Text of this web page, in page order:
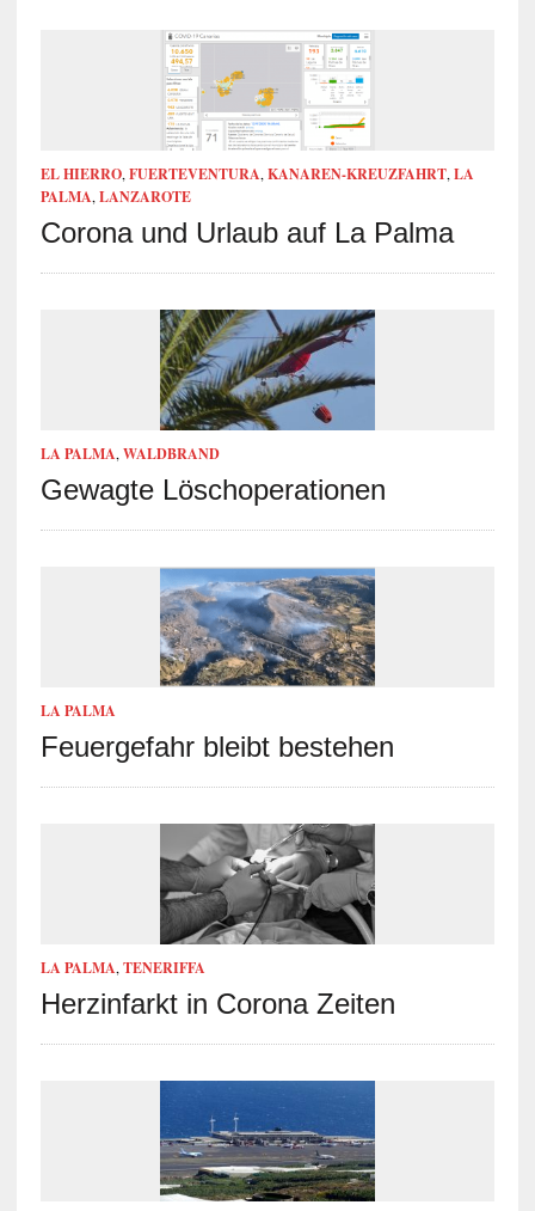
EL HIERRO, FUERTEVENTURA, KANAREN-KREUZFAHRT, LA
PALMA, LANZAROTE
Corona und Urlaub auf La Palma
LA PALMA, WALDBRAND
Gewagte Löschoperationen
LA PALMA
Feuergefahr bleibt bestehen
LA PALMA, TENERIFFA
Herzinfarkt in Corona Zeiten